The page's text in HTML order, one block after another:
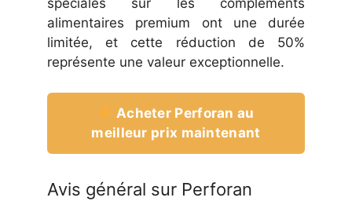
spéciales sur les compléments
alimentaires premium ont une durée
limitée, et cette réduction de 50%
représente une valeur exceptionnelle.
Acheter Perforan au
meilleur prix maintenant
Avis général sur Perforan